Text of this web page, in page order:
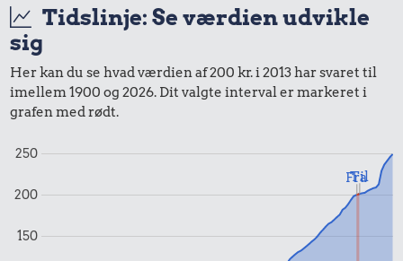
28 kr.
Sodavand
37 kr.
100 g garn
Tidslinje: Se værdien udvikle
sig
Her kan du se hvad værdien af 200 kr. i 2013 har svaret til
imellem 1900 og 2026. Dit valgte interval er markeret i
grafen med rødt.
150
200
250
Fra
Til